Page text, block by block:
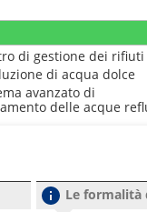
di gestione dei rifiuti
di acqua dolce
avanzato di
delle acque
Le formalità